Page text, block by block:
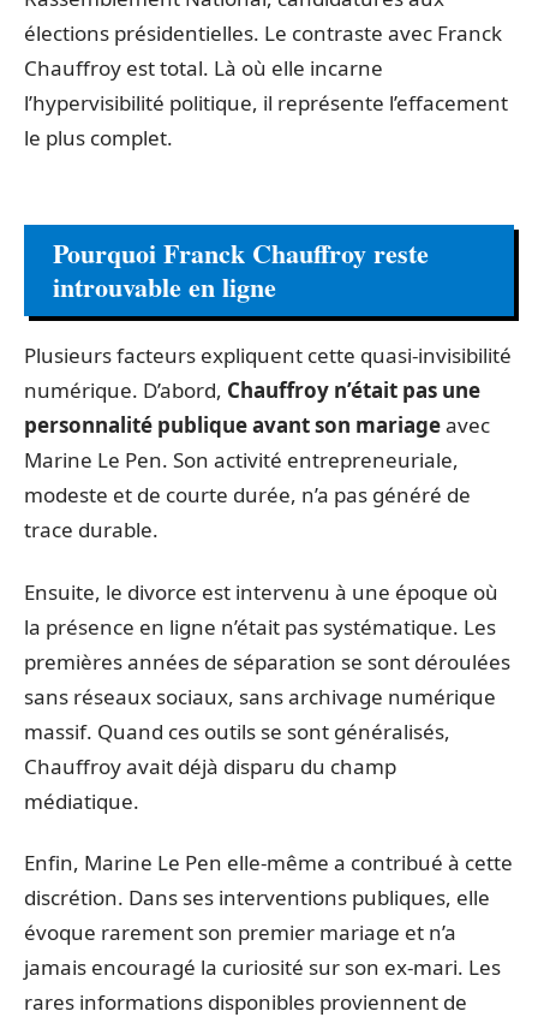
élections présidentielles. Le contraste avec Franck
Chauffroy est total. Là où elle incarne
l’hypervisibilité politique, il représente l’effacement
le plus complet.
Pourquoi Franck Chauffroy reste
introuvable en ligne
Plusieurs facteurs expliquent cette quasi-invisibilité
numérique. D’abord, Chauffroy n’était pas une
personnalité publique avant son mariageavec
Marine Le Pen. Son activité entrepreneuriale,
modeste et de courte durée, n’a pas généré de
trace durable.
Ensuite, le divorce est intervenu à une époque où
la présence en ligne n’était pas systématique. Les
premières années de séparation se sont déroulées
sans réseaux sociaux, sans archivage numérique
massif. Quand ces outils se sont généralisés,
Chauffroy avait déjà disparu du champ
médiatique.
Enfin, Marine Le Pen elle-même a contribué à cette
discrétion. Dans ses interventions publiques, elle
évoque rarement son premier mariage et n’a
jamais encouragé la curiosité sur son ex-mari. Les
rares informations disponibles proviennent de